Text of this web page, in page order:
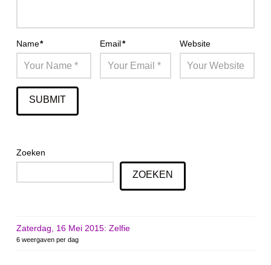
Name* Email* Website
Zoeken
ZOEKEN
Zaterdag, 16 Mei 2015: Zelfie
6 weergaven per dag